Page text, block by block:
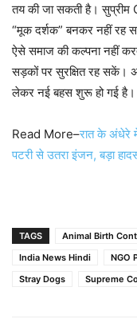
तय की जा सकती है। सुप्रीम
“मूक दर्शक” बनकर नहीं रह
ऐसे समाज की कल्पना नहीं
सड़कों पर सुरक्षित रह सकें।
लेकर नई बहस शुरू हो गई है।
Read More–रात के अंधेरे
पटरी से उतरा इंजन, बड़ा
TAGS Animal Birth
India News Hindi
NGO
Stray Dogs
Supreme